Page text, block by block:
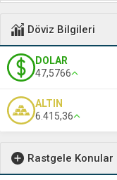
Döviz Bilgileri
DOLAR
47,5766
ALTIN
6.415,36
Rastgele Konular